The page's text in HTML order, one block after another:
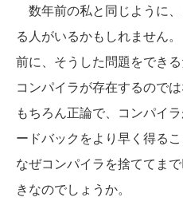
数年前の私と同じように
る人がいるかもしれません
前に、そうした問題をでき
コンパイラが存在するので
もちろん正論で、コンパイ
ードバックをより早く得る
なぜコンパイラを捨ててま
きなのでしょうか。